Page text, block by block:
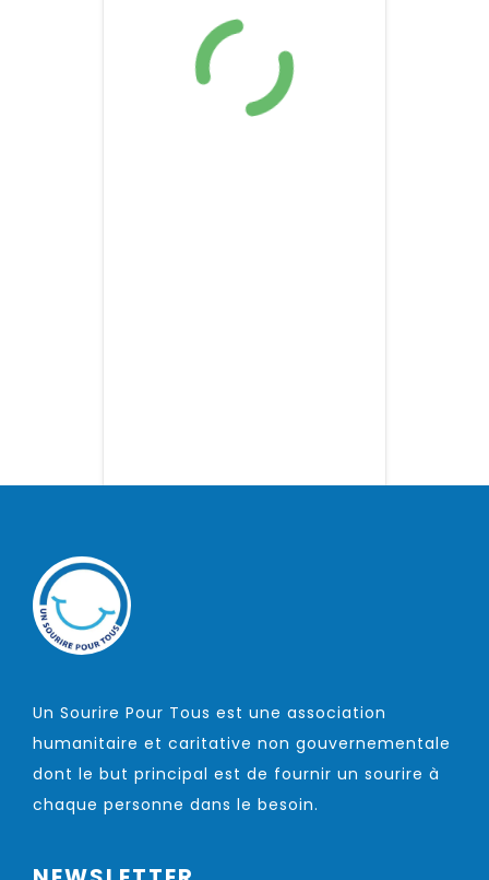
Un Sourire Pour Tous est une association
humanitaire et caritative non gouvernementale
dont le but principal est de fournir un sourire à
chaque personne dans le besoin.